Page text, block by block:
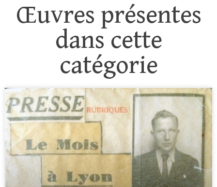
Œuvres présentes
dans cette
catégorie